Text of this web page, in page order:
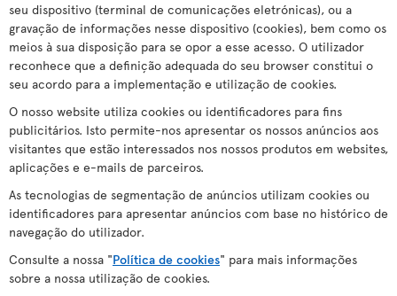
seu dispositivo (terminal de comunicações eletrónicas), ou a
gravação de informações nesse dispositivo (cookies), bem como os
meios à sua disposição para se opor a esse acesso. O utilizador
reconhece que a definição adequada do seu browser constitui o
seu acordo para a implementação e utilização de cookies.
O nosso website utiliza cookies ou identificadores para fins
publicitários. Isto permite-nos apresentar os nossos anúncios aos
visitantes que estão interessados nos nossos produtos em websites,
aplicações e e-mails de parceiros.
As tecnologias de segmentação de anúncios utilizam cookies ou
identificadores para apresentar anúncios com base no histórico de
navegação do utilizador.
Consulte a nossa "Política de cookies" para mais informações
sobre a nossa utilização de cookies.